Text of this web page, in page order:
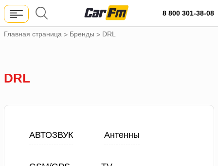
8 800 301-38-08
Главная страница > Бренды > DRL
DRL
АВТОЗВУК Антенны